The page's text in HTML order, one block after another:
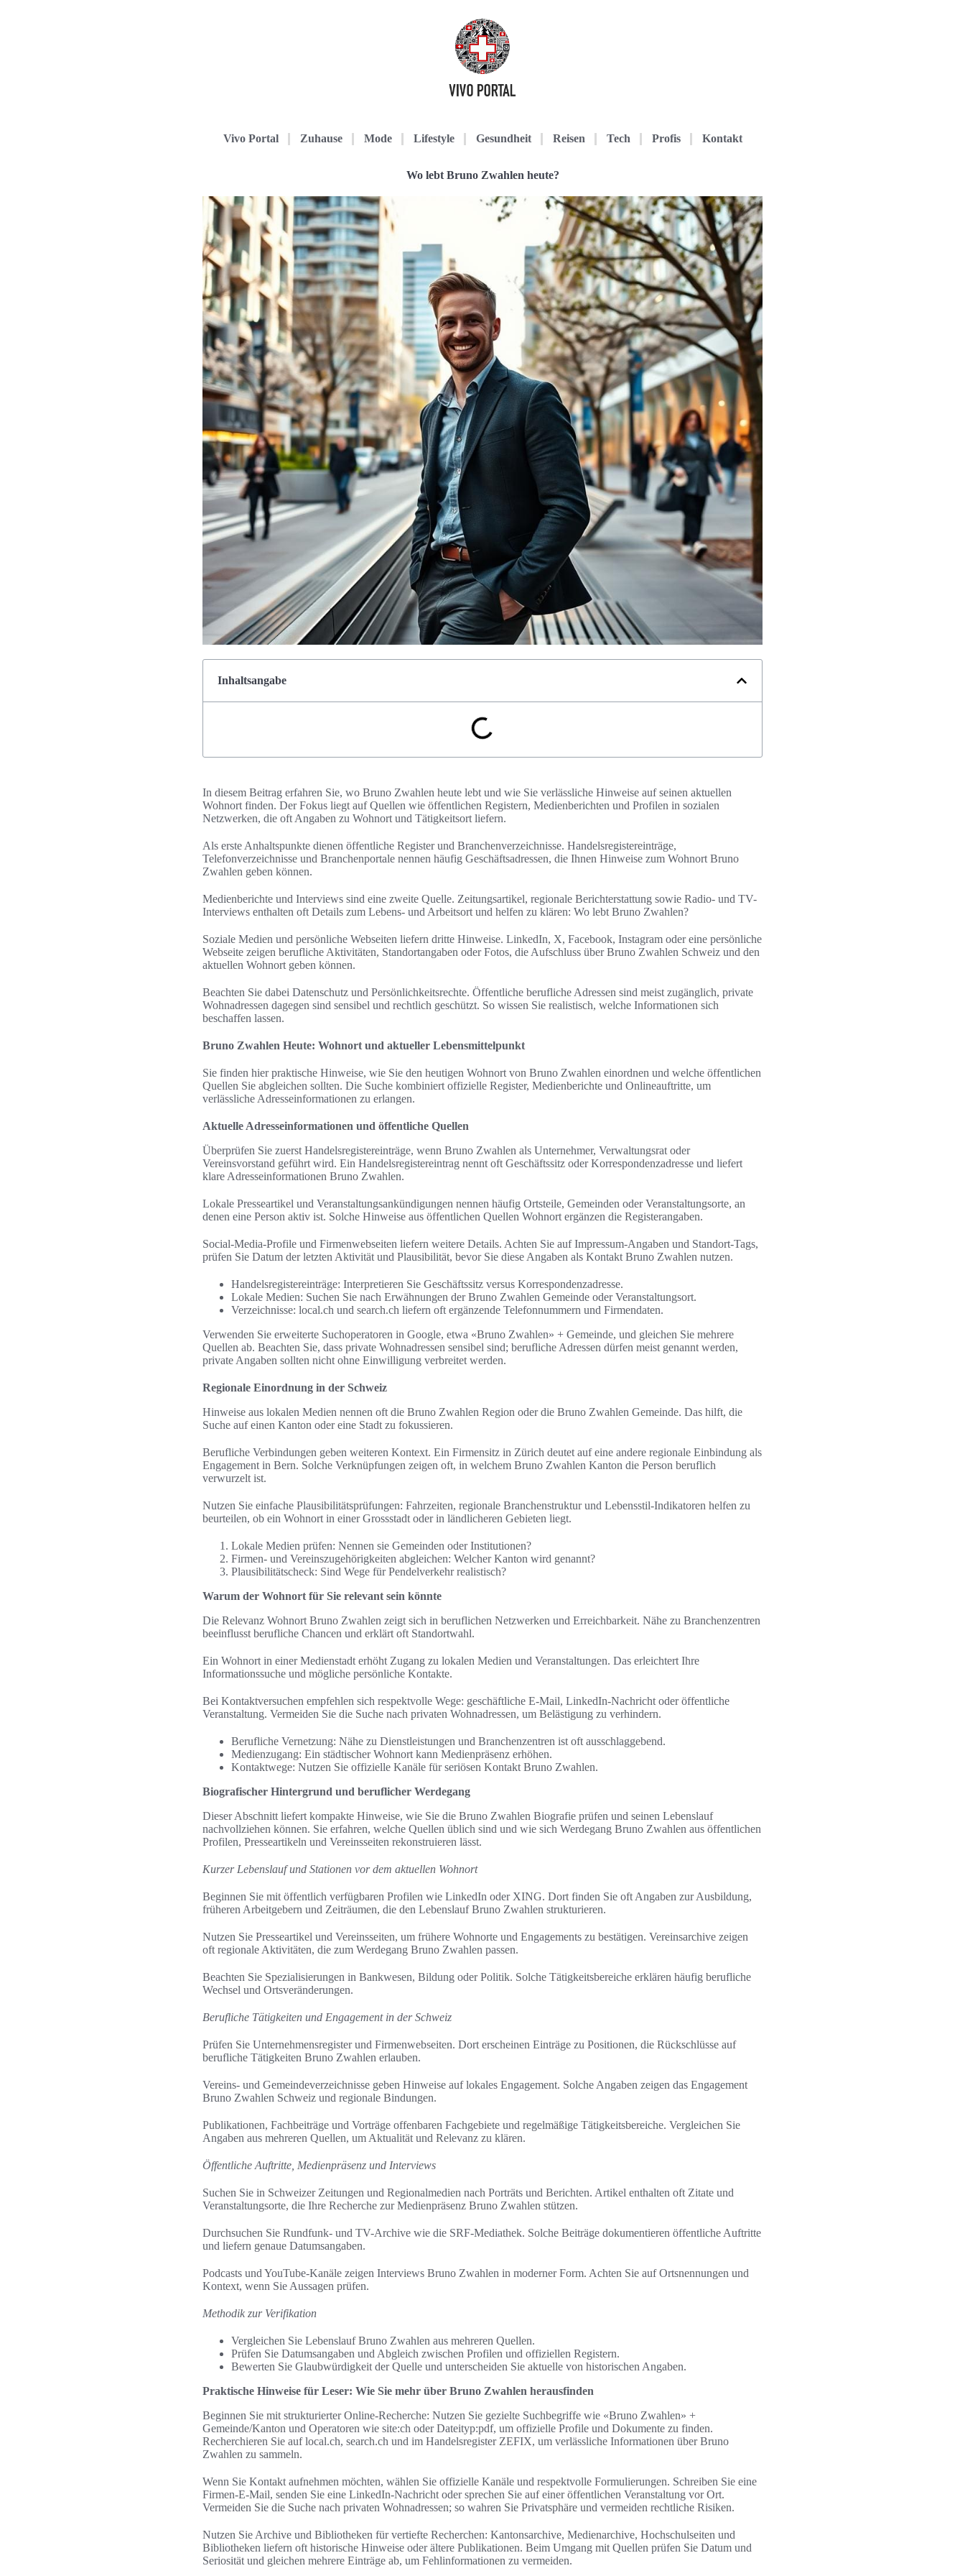
Vivo Portal Zuhause Mode Lifestyle Gesundheit Reisen Tech Profis Kontakt
Wo lebt Bruno Zwahlen heute?
Inhaltsangabe
In diesem Beitrag erfahren Sie, wo Bruno Zwahlen heute lebt und wie Sie verlässliche Hinweise auf seinen aktuellen
Wohnort finden. Der Fokus liegt auf Quellen wie öffentlichen Registern, Medienberichten und Profilen in sozialen
Netzwerken, die oft Angaben zu Wohnort und Tätigkeitsort liefern.
Als erste Anhaltspunkte dienen öffentliche Register und Branchenverzeichnisse. Handelsregistereinträge,
Telefonverzeichnisse und Branchenportale nennen häufig Geschäftsadressen, die Ihnen Hinweise zum Wohnort Bruno
Zwahlen geben können.
Medienberichte und Interviews sind eine zweite Quelle. Zeitungsartikel, regionale Berichterstattung sowie Radio- und TV-
Interviews enthalten oft Details zum Lebens- und Arbeitsort und helfen zu klären: Wo lebt Bruno Zwahlen?
Soziale Medien und persönliche Webseiten liefern dritte Hinweise. LinkedIn, X, Facebook, Instagram oder eine persönliche
Webseite zeigen berufliche Aktivitäten, Standortangaben oder Fotos, die Aufschluss über Bruno Zwahlen Schweiz und den
aktuellen Wohnort geben können.
Beachten Sie dabei Datenschutz und Persönlichkeitsrechte. Öffentliche berufliche Adressen sind meist zugänglich, private
Wohnadressen dagegen sind sensibel und rechtlich geschützt. So wissen Sie realistisch, welche Informationen sich
beschaffen lassen.
Bruno Zwahlen Heute: Wohnort und aktueller Lebensmittelpunkt
Sie finden hier praktische Hinweise, wie Sie den heutigen Wohnort von Bruno Zwahlen einordnen und welche öffentlichen
Quellen Sie abgleichen sollten. Die Suche kombiniert offizielle Register, Medienberichte und Onlineauftritte, um
verlässliche Adresseinformationen zu erlangen.
Aktuelle Adresseinformationen und öffentliche Quellen
Überprüfen Sie zuerst Handelsregistereinträge, wenn Bruno Zwahlen als Unternehmer, Verwaltungsrat oder
Vereinsvorstand geführt wird. Ein Handelsregistereintrag nennt oft Geschäftssitz oder Korrespondenzadresse und liefert
klare Adresseinformationen Bruno Zwahlen.
Lokale Presseartikel und Veranstaltungsankündigungen nennen häufig Ortsteile, Gemeinden oder Veranstaltungsorte, an
denen eine Person aktiv ist. Solche Hinweise aus öffentlichen Quellen Wohnort ergänzen die Registerangaben.
Social-Media-Profile und Firmenwebseiten liefern weitere Details. Achten Sie auf Impressum-Angaben und Standort-Tags,
prüfen Sie Datum der letzten Aktivität und Plausibilität, bevor Sie diese Angaben als Kontakt Bruno Zwahlen nutzen.
Handelsregistereinträge: Interpretieren Sie Geschäftssitz versus Korrespondenzadresse.
Lokale Medien: Suchen Sie nach Erwähnungen der Bruno Zwahlen Gemeinde oder Veranstaltungsort.
Verzeichnisse: local.ch und search.ch liefern oft ergänzende Telefonnummern und Firmendaten.
Verwenden Sie erweiterte Suchoperatoren in Google, etwa «Bruno Zwahlen» + Gemeinde, und gleichen Sie mehrere
Quellen ab. Beachten Sie, dass private Wohnadressen sensibel sind; berufliche Adressen dürfen meist genannt werden,
private Angaben sollten nicht ohne Einwilligung verbreitet werden.
Regionale Einordnung in der Schweiz
Hinweise aus lokalen Medien nennen oft die Bruno Zwahlen Region oder die Bruno Zwahlen Gemeinde. Das hilft, die
Suche auf einen Kanton oder eine Stadt zu fokussieren.
Berufliche Verbindungen geben weiteren Kontext. Ein Firmensitz in Zürich deutet auf eine andere regionale Einbindung als
Engagement in Bern. Solche Verknüpfungen zeigen oft, in welchem Bruno Zwahlen Kanton die Person beruflich
verwurzelt ist.
Nutzen Sie einfache Plausibilitätsprüfungen: Fahrzeiten, regionale Branchenstruktur und Lebensstil-Indikatoren helfen zu
beurteilen, ob ein Wohnort in einer Grossstadt oder in ländlicheren Gebieten liegt.
Lokale Medien prüfen: Nennen sie Gemeinden oder Institutionen?
Firmen- und Vereinszugehörigkeiten abgleichen: Welcher Kanton wird genannt?
Plausibilitätscheck: Sind Wege für Pendelverkehr realistisch?
Warum der Wohnort für Sie relevant sein könnte
Die Relevanz Wohnort Bruno Zwahlen zeigt sich in beruflichen Netzwerken und Erreichbarkeit. Nähe zu Branchenzentren
beeinflusst berufliche Chancen und erklärt oft Standortwahl.
Ein Wohnort in einer Medienstadt erhöht Zugang zu lokalen Medien und Veranstaltungen. Das erleichtert Ihre
Informationssuche und mögliche persönliche Kontakte.
Bei Kontaktversuchen empfehlen sich respektvolle Wege: geschäftliche E-Mail, LinkedIn-Nachricht oder öffentliche
Veranstaltung. Vermeiden Sie die Suche nach privaten Wohnadressen, um Belästigung zu verhindern.
Berufliche Vernetzung: Nähe zu Dienstleistungen und Branchenzentren ist oft ausschlaggebend.
Medienzugang: Ein städtischer Wohnort kann Medienpräsenz erhöhen.
Kontaktwege: Nutzen Sie offizielle Kanäle für seriösen Kontakt Bruno Zwahlen.
Biografischer Hintergrund und beruflicher Werdegang
Dieser Abschnitt liefert kompakte Hinweise, wie Sie die Bruno Zwahlen Biografie prüfen und seinen Lebenslauf
nachvollziehen können. Sie erfahren, welche Quellen üblich sind und wie sich Werdegang Bruno Zwahlen aus öffentlichen
Profilen, Presseartikeln und Vereinsseiten rekonstruieren lässt.
Kurzer Lebenslauf und Stationen vor dem aktuellen Wohnort
Beginnen Sie mit öffentlich verfügbaren Profilen wie LinkedIn oder XING. Dort finden Sie oft Angaben zur Ausbildung,
früheren Arbeitgebern und Zeiträumen, die den Lebenslauf Bruno Zwahlen strukturieren.
Nutzen Sie Presseartikel und Vereinsseiten, um frühere Wohnorte und Engagements zu bestätigen. Vereinsarchive zeigen
oft regionale Aktivitäten, die zum Werdegang Bruno Zwahlen passen.
Beachten Sie Spezialisierungen in Bankwesen, Bildung oder Politik. Solche Tätigkeitsbereiche erklären häufig berufliche
Wechsel und Ortsveränderungen.
Berufliche Tätigkeiten und Engagement in der Schweiz
Prüfen Sie Unternehmensregister und Firmenwebseiten. Dort erscheinen Einträge zu Positionen, die Rückschlüsse auf
berufliche Tätigkeiten Bruno Zwahlen erlauben.
Vereins- und Gemeindeverzeichnisse geben Hinweise auf lokales Engagement. Solche Angaben zeigen das Engagement
Bruno Zwahlen Schweiz und regionale Bindungen.
Publikationen, Fachbeiträge und Vorträge offenbaren Fachgebiete und regelmäßige Tätigkeitsbereiche. Vergleichen Sie
Angaben aus mehreren Quellen, um Aktualität und Relevanz zu klären.
Öffentliche Auftritte, Medienpräsenz und Interviews
Suchen Sie in Schweizer Zeitungen und Regionalmedien nach Porträts und Berichten. Artikel enthalten oft Zitate und
Veranstaltungsorte, die Ihre Recherche zur Medienpräsenz Bruno Zwahlen stützen.
Durchsuchen Sie Rundfunk- und TV-Archive wie die SRF-Mediathek. Solche Beiträge dokumentieren öffentliche Auftritte
und liefern genaue Datumsangaben.
Podcasts und YouTube-Kanäle zeigen Interviews Bruno Zwahlen in moderner Form. Achten Sie auf Ortsnennungen und
Kontext, wenn Sie Aussagen prüfen.
Methodik zur Verifikation
Vergleichen Sie Lebenslauf Bruno Zwahlen aus mehreren Quellen.
Prüfen Sie Datumsangaben und Abgleich zwischen Profilen und offiziellen Registern.
Bewerten Sie Glaubwürdigkeit der Quelle und unterscheiden Sie aktuelle von historischen Angaben.
Praktische Hinweise für Leser: Wie Sie mehr über Bruno Zwahlen herausfinden
Beginnen Sie mit strukturierter Online-Recherche: Nutzen Sie gezielte Suchbegriffe wie «Bruno Zwahlen» +
Gemeinde/Kanton und Operatoren wie site:ch oder Dateityp:pdf, um offizielle Profile und Dokumente zu finden.
Recherchieren Sie auf local.ch, search.ch und im Handelsregister ZEFIX, um verlässliche Informationen über Bruno
Zwahlen zu sammeln.
Wenn Sie Kontakt aufnehmen möchten, wählen Sie offizielle Kanäle und respektvolle Formulierungen. Schreiben Sie eine
Firmen-E‑Mail, senden Sie eine LinkedIn-Nachricht oder sprechen Sie auf einer öffentlichen Veranstaltung vor Ort.
Vermeiden Sie die Suche nach privaten Wohnadressen; so wahren Sie Privatsphäre und vermeiden rechtliche Risiken.
Nutzen Sie Archive und Bibliotheken für vertiefte Recherchen: Kantonsarchive, Medienarchive, Hochschulseiten und
Bibliotheken liefern oft historische Hinweise oder ältere Publikationen. Beim Umgang mit Quellen prüfen Sie Datum und
Seriosität und gleichen mehrere Einträge ab, um Fehlinformationen zu vermeiden.